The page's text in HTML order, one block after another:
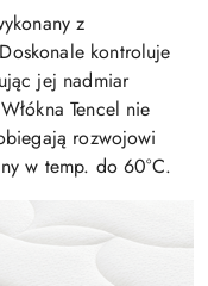
z
kontroluje
jej nadmiar
Tencel nie
rozwojowi
w temp. do 60°C.